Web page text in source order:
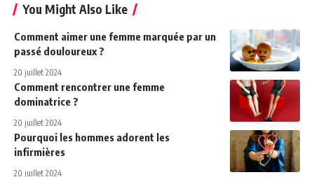
You Might Also Like
Comment aimer une femme marquée par un
passé douloureux ?
20 juillet 2024
Comment rencontrer une femme
dominatrice ?
20 juillet 2024
Pourquoi les hommes adorent les
infirmières
20 juillet 2024